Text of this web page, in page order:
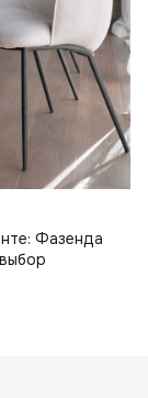
Фазенда